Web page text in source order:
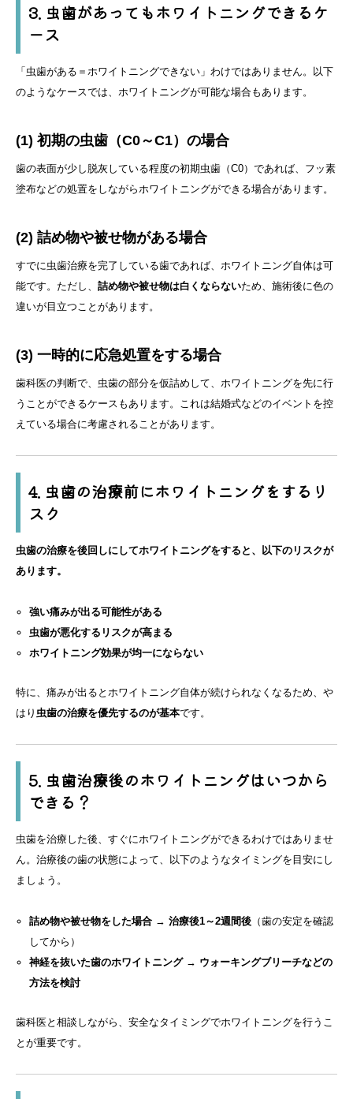
3. 虫歯があってもホワイトニングできるケ
ース
「虫歯がある＝ホワイトニングできない」わけではありません。以下
のようなケースでは、ホワイトニングが可能な場合もあります。
(1) 初期の虫歯（C0～C1）の場合
歯の表面が少し脱灰している程度の初期虫歯（C0）であれば、フッ素
塗布などの処置をしながらホワイトニングができる場合があります。
(2) 詰め物や被せ物がある場合
すでに虫歯治療を完了している歯であれば、ホワイトニング自体は可
能です。ただし、 詰め物や被せ物は白くならないため、施術後に色の
違いが目立つことがあります。
(3) 一時的に応急処置をする場合
歯科医の判断で、虫歯の部分を仮詰めして、ホワイトニングを先に行
うことができるケースもあります。これは結婚式などのイベントを控
えている場合に考慮されることがあります。
4. 虫歯の治療前にホワイトニングをするリ
スク
虫歯の治療を後回しにしてホワイトニングをすると、以下のリスクが
あります。
強い痛みが出る可能性がある
虫歯が悪化するリスクが高まる
ホワイトニング効果が均一にならない
特に、痛みが出るとホワイトニング自体が続けられなくなるため、や
はり 虫歯の治療を優先するのが基本です。
5. 虫歯治療後のホワイトニングはいつから
できる？
虫歯を治療した後、すぐにホワイトニングができるわけではありませ
ん。治療後の歯の状態によって、以下のようなタイミングを目安にし
ましょう。
詰め物や被せ物をした場合→ 治療後1～2週間後（歯の安定を確認
してから）
神経を抜いた歯のホワイトニング→ ウォーキングブリーチなどの
方法を検討
歯科医と相談しながら、安全なタイミングでホワイトニングを行うこ
とが重要です。